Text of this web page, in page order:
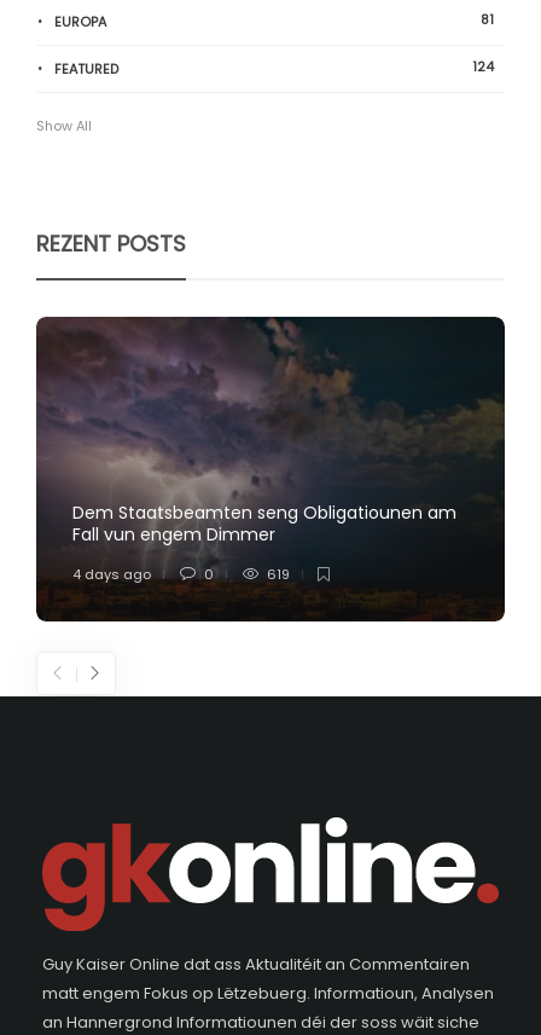
EUROPA 81
FEATURED 124
Show All
REZENT POSTS
Dem Staatsbeamten seng Obligatiounen am
Fall vun engem Dimmer
4 days ago 0 619
Guy Kaiser Online dat ass Aktualitéit an Commentairen
matt engem Fokus op Lëtzebuerg. Informatioun, Analysen
an Hannergrond Informatiounen déi der soss wäit siche